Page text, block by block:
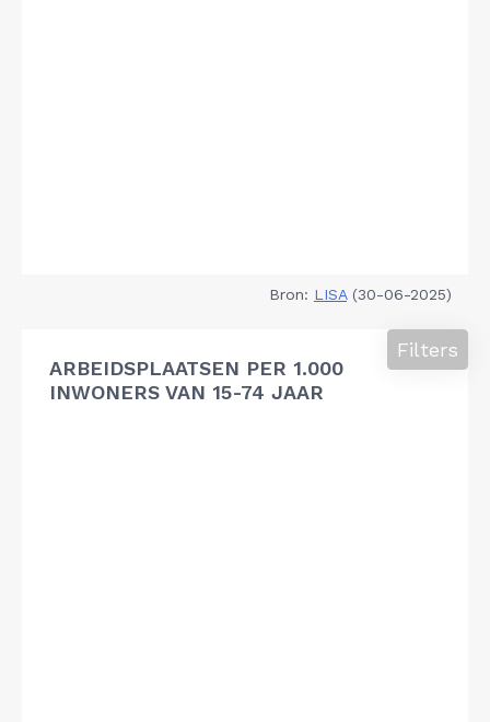
Bron: LISA(30-06-2025)
ARBEIDSPLAATSEN PER 1.000
INWONERS VAN 15-74 JAAR
Filters